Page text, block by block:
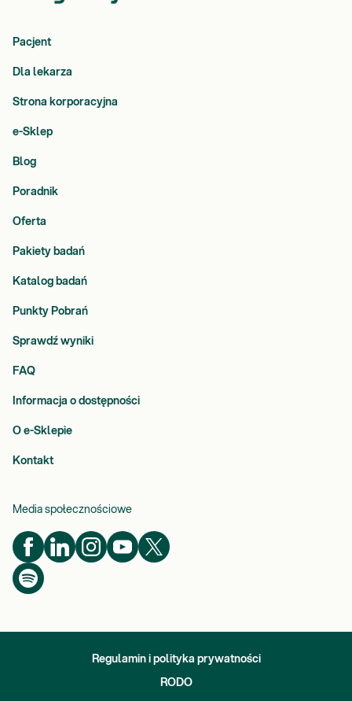
Pacjent
Dla lekarza
Strona korporacyjna
e-Sklep
Blog
Poradnik
Oferta
Pakiety badań
Katalog badań
Punkty Pobrań
Sprawdź wyniki
FAQ
Informacja o dostępności
O e-Sklepie
Kontakt
Media społecznościowe
Regulamin i polityka prywatności
RODO